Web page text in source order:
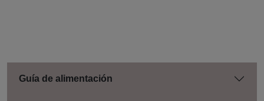
Guía de alimentación